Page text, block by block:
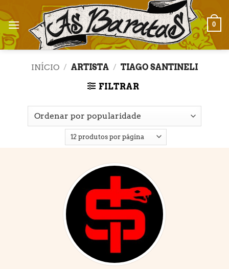
to
content
0
INÍCIO / ARTISTA / TIAGO SANTINELI
FILTRAR